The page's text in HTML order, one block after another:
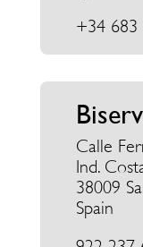
Spain
+34683
Calle
Ind.
38009
Spain